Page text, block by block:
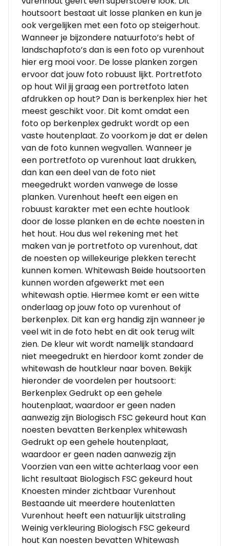
houtsoort bestaat uit losse planken en kun je
ook vergelijken met een foto op steigerhout.
Wanneer je bijzondere natuurfoto’s hebt of
landschapfoto’s dan is een foto op vurenhout
hier erg mooi voor. De losse planken zorgen
ervoor dat jouw foto robuust lijkt. Portretfoto
op hout Wil jij graag een portretfoto laten
afdrukken op hout? Dan is berkenplex hier het
meest geschikt voor. Dit komt omdat een
foto op berkenplex gedrukt wordt op een
vaste houtenplaat. Zo voorkom je dat er delen
van de foto kunnen wegvallen. Wanneer je
een portretfoto op vurenhout laat drukken,
dan kan een deel van de foto niet
meegedrukt worden vanwege de losse
planken. Vurenhout heeft een eigen en
robuust karakter met een echte houtlook
door de losse planken en de echte noesten in
het hout. Hou dus wel rekening met het
maken van je portretfoto op vurenhout, dat
de noesten op willekeurige plekken terecht
kunnen komen. Whitewash Beide houtsoorten
kunnen worden afgewerkt met een
whitewash optie. Hiermee komt er een witte
onderlaag op jouw foto op vurenhout of
berkenplex. Dit kan erg handig zijn wanneer je
veel wit in de foto hebt en dit ook terug wilt
zien. De kleur wit wordt namelijk standaard
niet meegedrukt en hierdoor komt zonder de
whitewash de houtkleur naar boven. Bekijk
hieronder de voordelen per houtsoort:
Berkenplex Gedrukt op een gehele
houtenplaat, waardoor er geen naden
aanwezig zijn Biologisch FSC gekeurd hout Kan
noesten bevatten Berkenplex whitewash
Gedrukt op een gehele houtenplaat,
waardoor er geen naden aanwezig zijn
Voorzien van een witte achterlaag voor een
licht resultaat Biologisch FSC gekeurd hout
Knoesten minder zichtbaar Vurenhout
Bestaande uit meerdere houtenlatten
Vurenhout heeft een natuurlijk uitstraling
Weinig verkleuring Biologisch FSC gekeurd
hout Kan noesten bevatten Whitewash